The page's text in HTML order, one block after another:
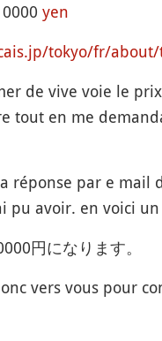
yen
tokyo/fr/
de vive voie le
tout en me
réponse par e
pu avoir. en voici
円になります。
vers vous pour